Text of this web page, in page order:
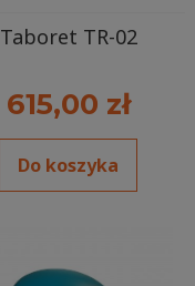
Taboret TR-02
615,00 zł
Do koszyka